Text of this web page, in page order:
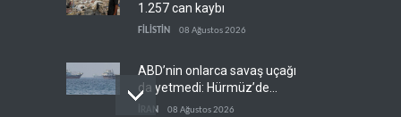
1.257 can kaybı
FİLİSTİN 08 Ağustos 2026
ABD’nin onlarca savaş uçağı
da yetmedi: Hürmüz’de
gemi vuruldu
İRAN 08 Ağustos 2026